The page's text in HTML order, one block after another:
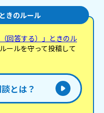
きのルール
回答する）」ときのル
ールを守って投稿して
とは？